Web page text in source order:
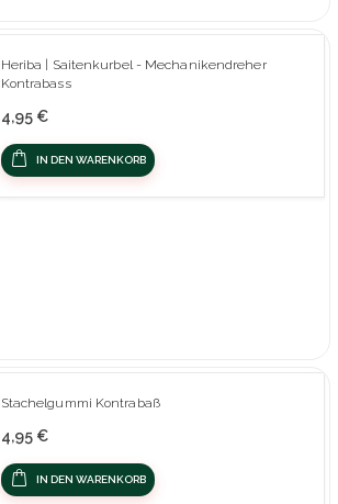
Heriba | Saitenkurbel - Mechanikendreher
Kontrabass
4,95 €
IN DEN WARENKORB
Stachelgummi Kontrabaß
4,95 €
IN DEN WARENKORB